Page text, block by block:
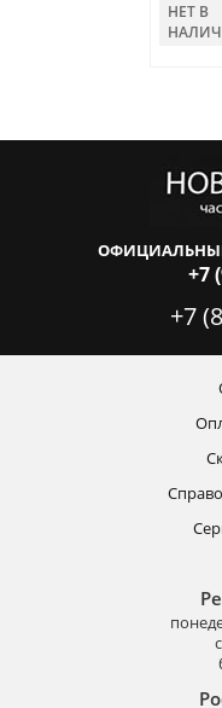
НЕТ В
+7
+7